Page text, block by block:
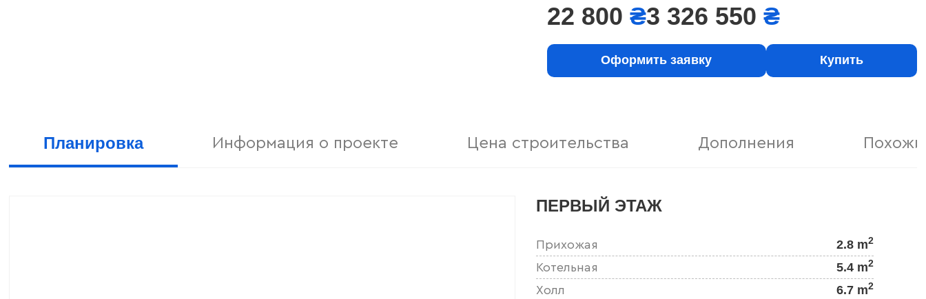
22 800 ₴3 326 550 ₴
Оформить заявку Купить
Планировка Информация о проекте Цена строительства Дополнения
ПЕРВЫЙ ЭТАЖ
Прихожая 2.8 m2
Котельная 5.4 m2
Холл 6.7 m2